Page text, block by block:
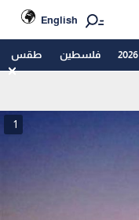
English
فلسطين طقس
1